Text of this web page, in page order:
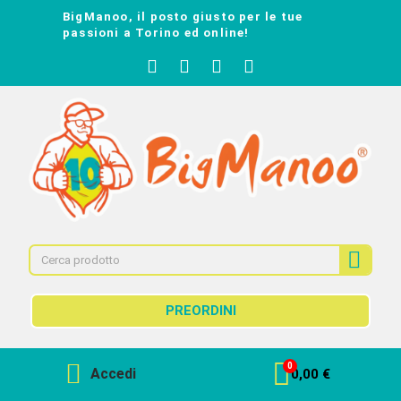
BigManoo, il posto giusto per le tue
passioni a Torino ed online!
PREORDINI
Accedi 0,00 €